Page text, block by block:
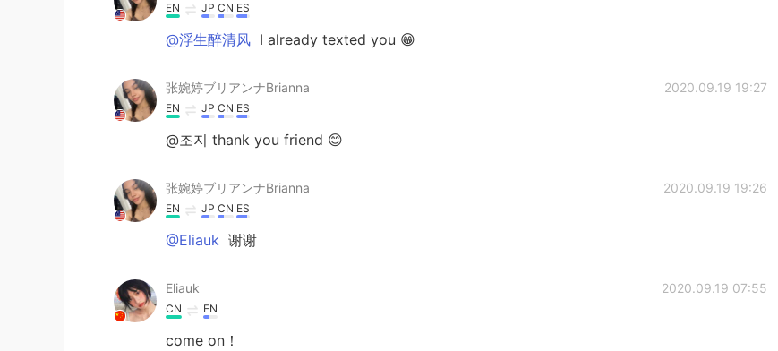
EN JP CN ES
@浮生醉清风 I already texted you 😁
张婉婷ブリアンナBrianna 2020.09.19 19:27
EN JP CN ES
@조지 thank you friend 😊
张婉婷ブリアンナBrianna 2020.09.19 19:26
EN JP CN ES
@Eliauk 谢谢
Eliauk 2020.09.19 07:55
CN EN
come on！